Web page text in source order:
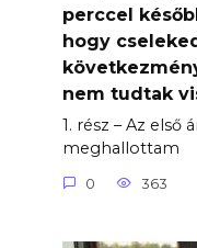
perccel
hogy
nem tudtak
1. rész – Az első
meghallottam
0 363